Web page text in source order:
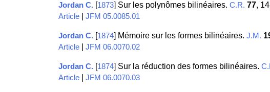
Jordan C. [1873] Sur les polynômes bilinéaires. C.R. 77,
Article| JFM 05.0085.01
Jordan C. [1874] Mémoire sur les formes bilinéaires. J.M.
Article| JFM 06.0070.02
Jordan C. [1874] Sur la réduction des formes bilinéaires.
Article| JFM 06.0070.03